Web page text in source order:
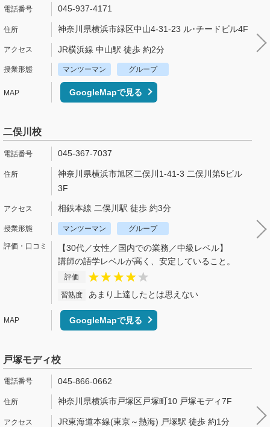
045-937-4171
神奈川県横浜市緑区中山4-31-23 ル･チードビル4F
JR横浜線 中山駅 徒歩 約2分
マンツーマン グループ
GoogleMapで見る
二俣川校
045-367-7037
神奈川県横浜市旭区二俣川1-41-3 二俣川第5ビル
3F
相鉄本線 二俣川駅 徒歩 約3分
マンツーマン グループ
【30代／女性／国内での業務／中級レベル】
講師の語学レベルが高く、安定していること。
評価
習熟度 あまり上達したとは思えない
GoogleMapで見る
戸塚モディ校
045-866-0662
神奈川県横浜市戸塚区戸塚町10 戸塚モディ7F
JR東海道本線(東京～熱海) 戸塚駅 徒歩 約1分